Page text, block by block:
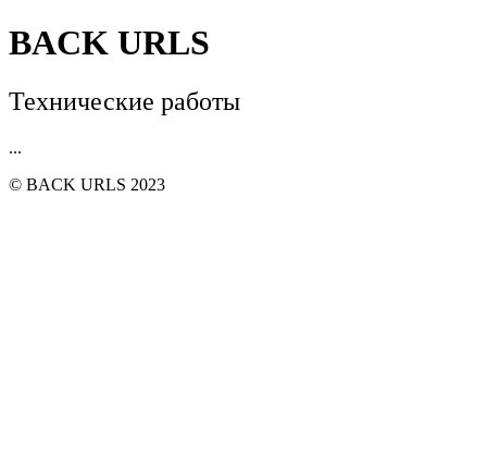
BACK URLS
Технические работы
...
© BACK URLS 2023